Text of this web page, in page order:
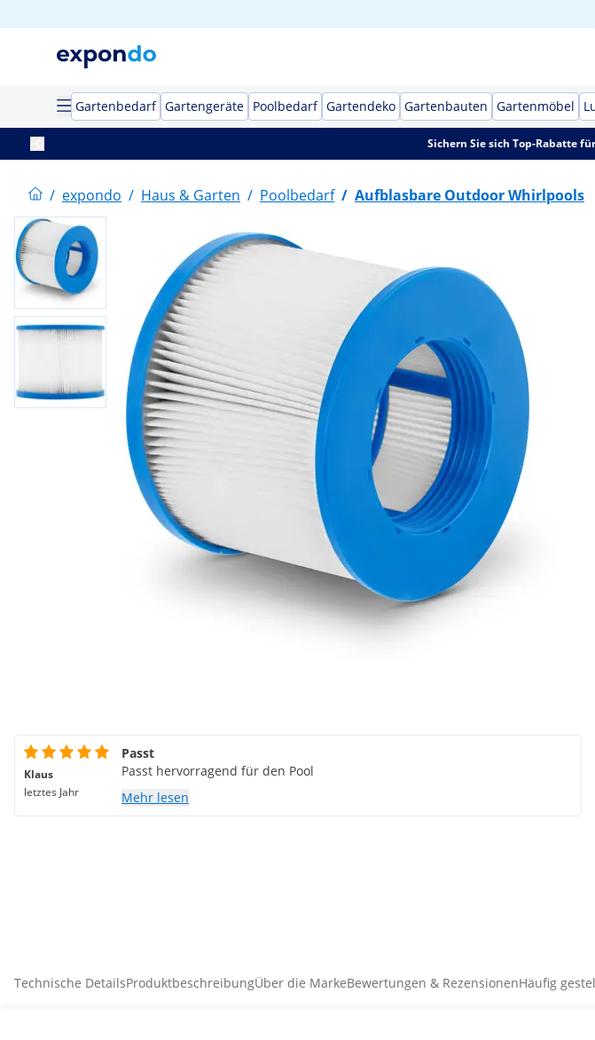
Gartenbedarf Gartengeräte Poolbedarf Gartendeko Gartenbauten Gartenmöbel
Sichern Sie sich Top-Rabatte
/ expondo / Haus & Garten / Poolbedarf / Aufblasbare Outdoor Whirlpools
Klaus
letztes Jahr
Passt
Passt hervorragend für den Pool
Mehr lesen
Technische DetailsProduktbeschreibungÜber die MarkeBewertungen & RezensionenHäufig